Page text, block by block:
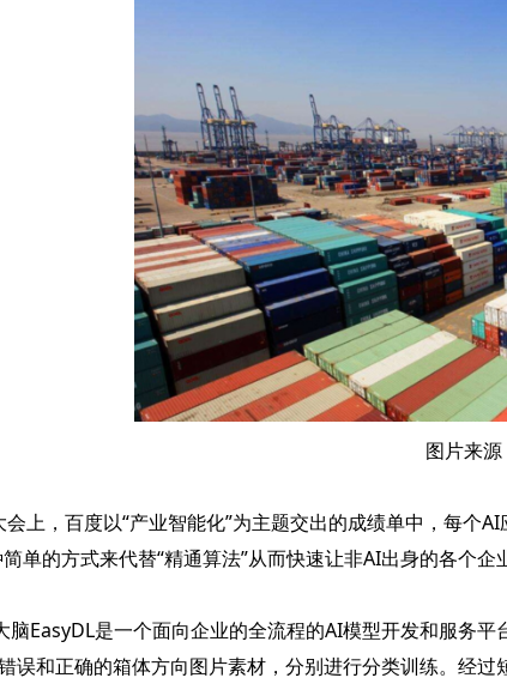
图片来
上，百度以“产业智能化”为主题交出的成绩单中，每个
单的方式来代替“精通算法”从而快速让非AI出身的各个企
脑EasyDL是一个面向企业的全流程的AI模型开发和服务
误和正确的箱体方向图片素材，分别进行分类训练。经